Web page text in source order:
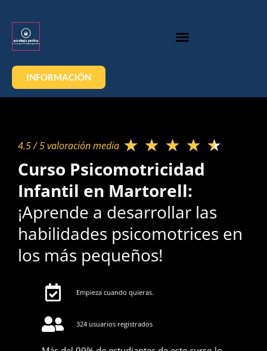
INFORMACIÓN
4.5 / 5 valoración media​ ★ ★ ★ ★ ★
Curso Psicomotricidad
Infantil en Martorell:
¡Aprende a desarrollar las
habilidades psicomotrices en
los más pequeños!
Empieza cuando quieras.
324 usuarios registrados